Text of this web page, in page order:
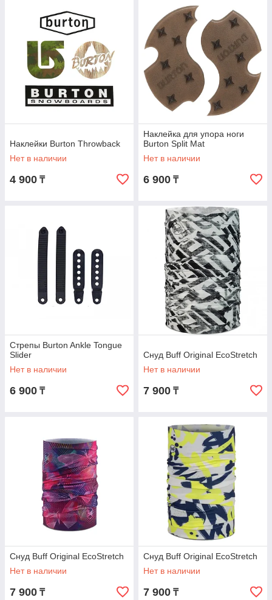
Наклейки Burton Throwback
Нет в наличии
4 900 ₸
Наклейка для упора ноги
Burton Split Mat
Нет в наличии
6 900 ₸
Стрепы Burton Ankle Tongue
Slider
Нет в наличии
6 900 ₸
Снуд Buff Original EcoStretch
Нет в наличии
7 900 ₸
Снуд Buff Original EcoStretch
Нет в наличии
7 900 ₸
Снуд Buff Original EcoStretch
Нет в наличии
7 900 ₸